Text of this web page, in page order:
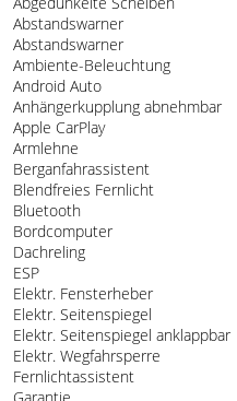
Abstandswarner
Abstandswarner
Ambiente-Beleuchtung
Android Auto
Anhängerkupplung abnehmbar
Apple CarPlay
Armlehne
Berganfahrassistent
Blendfreies Fernlicht
Bluetooth
Bordcomputer
Dachreling
ESP
Elektr. Fensterheber
Elektr. Seitenspiegel
Elektr. Seitenspiegel anklappbar
Elektr. Wegfahrsperre
Fernlichtassistent
Garantie